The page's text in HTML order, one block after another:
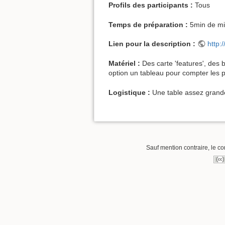
Profils des participants : Tous
Temps de préparation : 5min de
Lien pour la description :
Matériel : Des carte 'features', des
option un tableau pour compter les
Logistique : Une table assez
Sauf mention contraire, le